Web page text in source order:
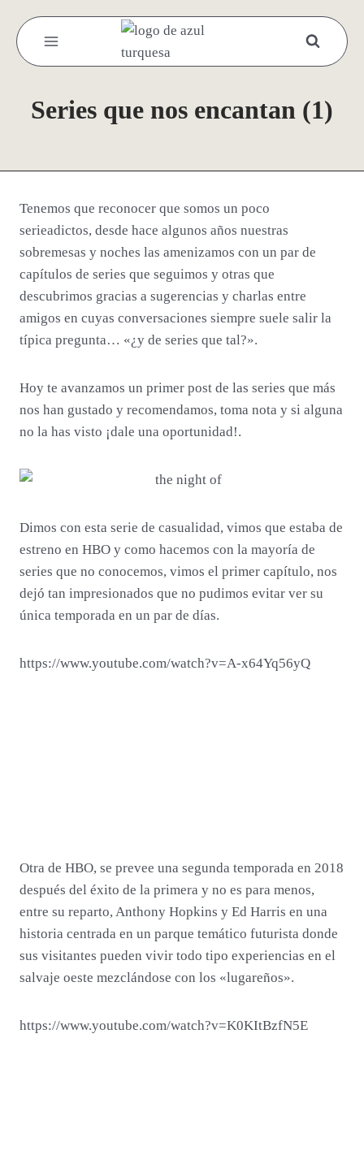
contenido
Series que nos encantan (1)
Tenemos que reconocer que somos un poco
serieadictos, desde hace algunos años nuestras
sobremesas y noches las amenizamos con un par de
capítulos de series que seguimos y otras que
descubrimos gracias a sugerencias y charlas entre
amigos en cuyas conversaciones siempre suele salir la
típica pregunta… «¿y de series que tal?».
Hoy te avanzamos un primer post de las series que más
nos han gustado y recomendamos, toma nota y si alguna
no la has visto ¡dale una oportunidad!.
Dimos con esta serie de casualidad, vimos que estaba de
estreno en HBO y como hacemos con la mayoría de
series que no conocemos, vimos el primer capítulo, nos
dejó tan impresionados que no pudimos evitar ver su
única temporada en un par de días.
https://www.youtube.com/watch?v=A-x64Yq56yQ
Otra de HBO, se prevee una segunda temporada en 2018
después del éxito de la primera y no es para menos,
entre su reparto, Anthony Hopkins y Ed Harris en una
historia centrada en un parque temático futurista donde
sus visitantes pueden vivir todo tipo experiencias en el
salvaje oeste mezclándose con los «lugareños».
https://www.youtube.com/watch?v=K0KItBzfN5E